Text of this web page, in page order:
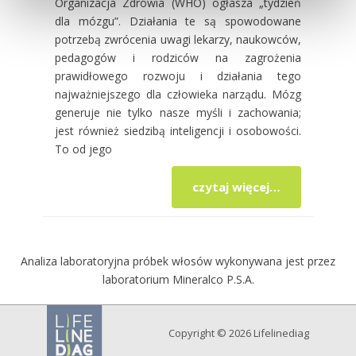
dla mózgu”. Działania te są spowodowane
potrzebą zwrócenia uwagi lekarzy, naukowców,
pedagogów i rodziców na zagrożenia
prawidłowego rozwoju i działania tego
najważniejszego dla człowieka narządu. Mózg
generuje nie tylko nasze myśli i zachowania;
jest również siedzibą inteligencji i osobowości.
To od jego
czytaj więcej…
Analiza laboratoryjna próbek włosów wykonywana jest przez
laboratorium Mineralco P.S.A.
Copyright © 2026 Lifelinediag